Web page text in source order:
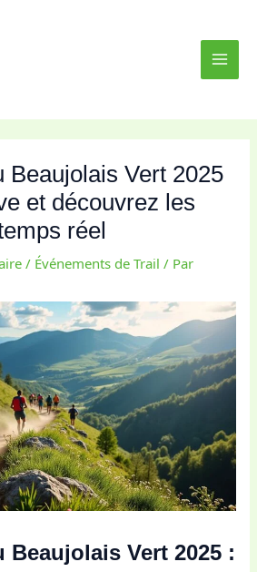
Beaujolais Vert 2025
et découvrez les
réel
/ Événements de Trail / Par
Beaujolais Vert 2025 :